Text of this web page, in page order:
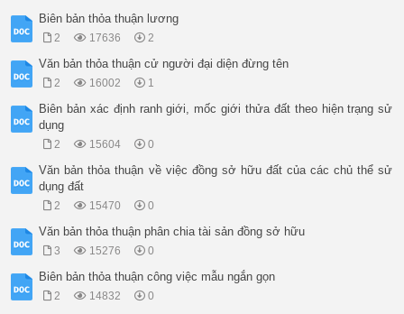
Biên bản thỏa thuận lương
2 17636 2
Văn bản thỏa thuận cử người đại diện đừng tên
2 16002 1
Biên bản xác định ranh giới, mốc giới thửa đất theo hiện trạng sử
dụng
2 15604 0
Văn bản thỏa thuận về việc đồng sở hữu đất của các chủ thể sử
dụng đất
2 15470 0
Văn bản thỏa thuận phân chia tài sản đồng sở hữu
3 15276 0
Biên bản thỏa thuận công việc mẫu ngắn gọn
2 14832 0